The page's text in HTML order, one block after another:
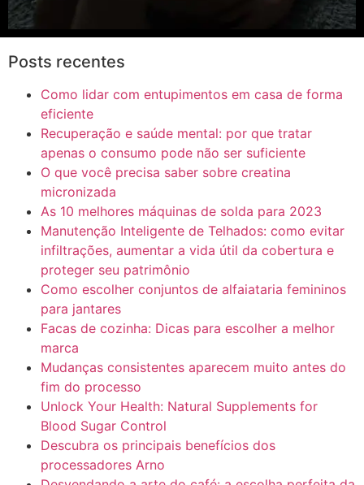
Posts recentes
Como lidar com entupimentos em casa de forma
eficiente
Recuperação e saúde mental: por que tratar
apenas o consumo pode não ser suficiente
O que você precisa saber sobre creatina
micronizada
As 10 melhores máquinas de solda para 2023
Manutenção Inteligente de Telhados: como evitar
infiltrações, aumentar a vida útil da cobertura e
proteger seu patrimônio
Como escolher conjuntos de alfaiataria femininos
para jantares
Facas de cozinha: Dicas para escolher a melhor
marca
Mudanças consistentes aparecem muito antes do
fim do processo
Unlock Your Health: Natural Supplements for
Blood Sugar Control
Descubra os principais benefícios dos
processadores Arno